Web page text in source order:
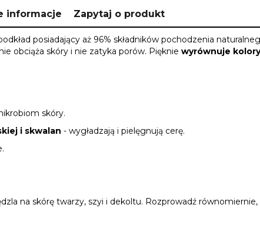
informacje Zapytaj o produkt
posiadający aż 96% składników pochodzenia
obciąża skóry i nie zatyka porów. Pięknie wyrównuje
skóry.
i skwalan - wygładzają i pielęgnują cerę.
na skórę twarzy, szyi i dekoltu. Rozprowadź